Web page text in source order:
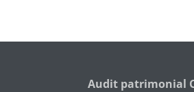
Audit patrimonial